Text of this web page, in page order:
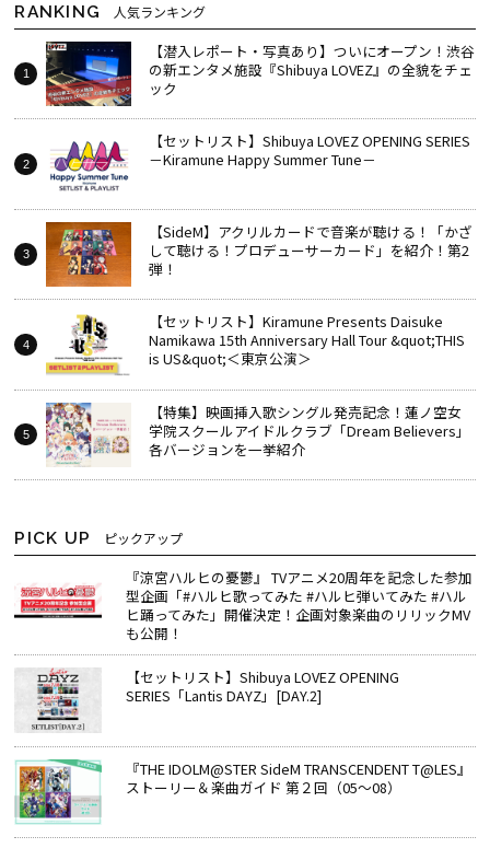
RANKING 人気ランキング
【潜入レポート・写真あり】ついにオープン！渋谷
の新エンタメ施設『Shibuya LOVEZ』の全貌をチェ
ック
【セットリスト】Shibuya LOVEZ OPENING SERIES
－Kiramune Happy Summer Tune－
【SideM】アクリルカードで音楽が聴ける！「かざ
して聴ける！プロデューサーカード」を紹介！第2
弾！
【セットリスト】Kiramune Presents Daisuke
Namikawa 15th Anniversary Hall Tour &quot;THIS
is US&quot;＜東京公演＞
【特集】映画挿入歌シングル発売記念！蓮ノ空女
学院スクールアイドルクラブ「Dream Believers」
各バージョンを一挙紹介
PICK UP ピックアップ
『涼宮ハルヒの憂鬱』 TVアニメ20周年を記念した参加
型企画「#ハルヒ歌ってみた #ハルヒ弾いてみた #ハル
ヒ踊ってみた」開催決定！企画対象楽曲のリリックMV
も公開！
【セットリスト】Shibuya LOVEZ OPENING
SERIES「Lantis DAYZ」[DAY.2]
『THE IDOLM@STER SideM TRANSCENDENT T@LES』
ストーリー＆楽曲ガイド 第２回（05～08）